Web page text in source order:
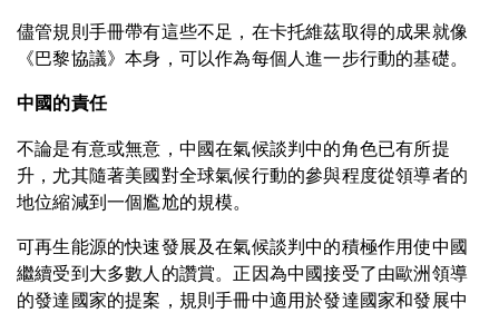
儘管規則手冊帶有這些不足，在卡托維茲取得的成果就像
《巴黎協議》本身，可以作為每個人進一步行動的基礎。
中國的責任
不論是有意或無意，中國在氣候談判中的角色已有所提
升，尤其隨著美國對全球氣候行動的參與程度從領導者的
地位縮減到一個尷尬的規模。
可再生能源的快速發展及在氣候談判中的積極作用使中國
繼續受到大多數人的讚賞。正因為中國接受了由歐洲領導
的發達國家的提案，規則手冊中適用於發達國家和發展中